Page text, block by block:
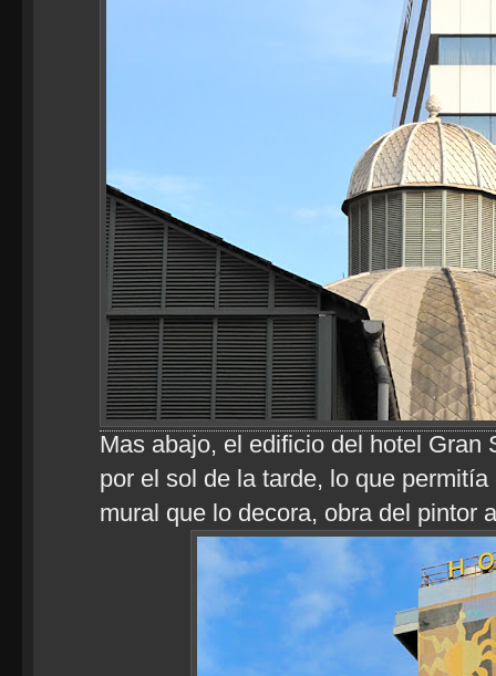
Mas abajo, el edificio del hotel Gran
por el sol de la tarde, lo que
mural que lo decora, obra del pintor